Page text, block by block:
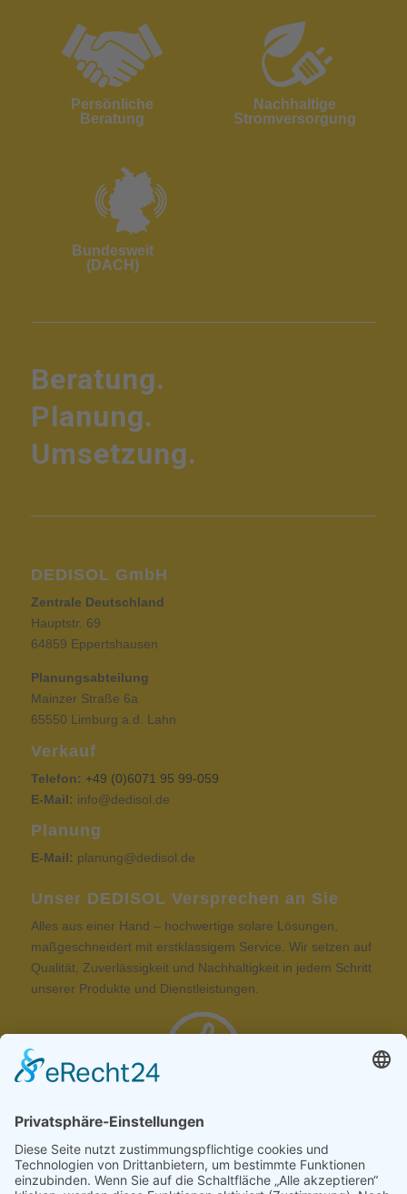
Persönliche
Beratung
Nachhaltige
Stromversorgung
Bundesweit
(DACH)
Beratung.
Planung.
Umsetzung.
DEDISOL GmbH
Zentrale Deutschland
Hauptstr. 69
64859 Eppertshausen
Planungsabteilung
Mainzer Straße 6a
65550 Limburg a.d. Lahn
Verkauf
Telefon: +49 (0)6071 95 99-059
E-Mail: info@dedisol.de
Planung
E-Mail: planung@dedisol.de
Unser DEDISOL Versprechen an Sie
Alles aus einer Hand – hochwertige solare Lösungen,
maßgeschneidert mit erstklassigem Service. Wir setzen auf
Qualität, Zuverlässigkeit und Nachhaltigkeit in jedem Schritt
unserer Produkte und Dienstleistungen.